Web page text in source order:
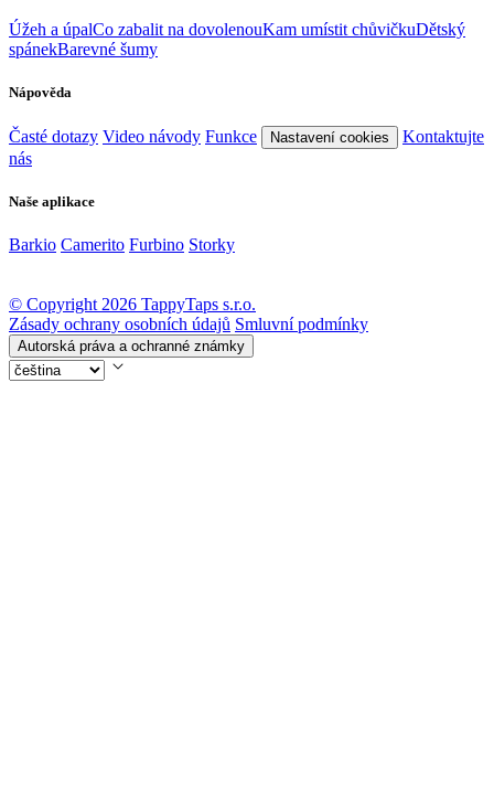
Úžeh a úpalCo zabalit na dovolenouKam umístit chůvičkuDětský
spánekBarevné šumy
Nápověda
Časté dotazy Video návody Funkce Nastavení cookies
Kontaktujte
nás
Naše aplikace
Barkio Camerito Furbino Storky
© Copyright 2026 TappyTaps s.r.o.
Zásady ochrany osobních údajů Smluvní podmínky
Autorská práva a ochranné známky